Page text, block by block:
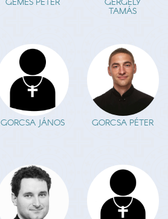
GÉMES PÉTER GERGELY
TAMÁS
GORCSA JÁNOS GORCSA PÉTER